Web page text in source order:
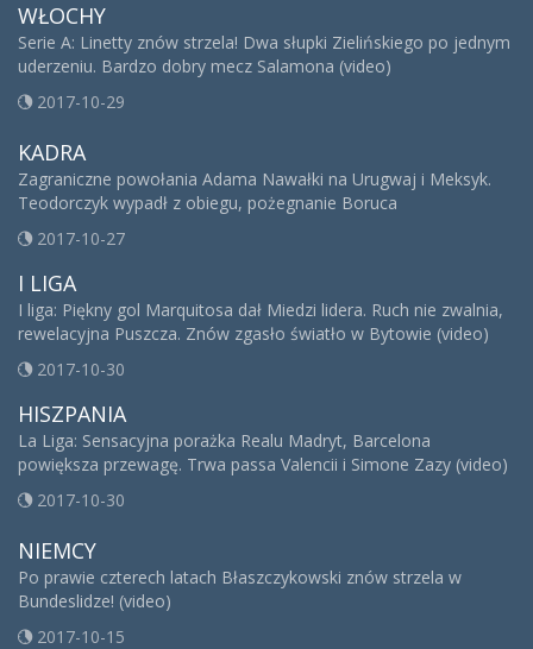
WŁOCHY
Serie A: Linetty znów strzela! Dwa słupki Zielińskiego po jednym
uderzeniu. Bardzo dobry mecz Salamona (video)
2017-10-29
KADRA
Zagraniczne powołania Adama Nawałki na Urugwaj i Meksyk.
Teodorczyk wypadł z obiegu, pożegnanie Boruca
2017-10-27
I LIGA
I liga: Piękny gol Marquitosa dał Miedzi lidera. Ruch nie zwalnia,
rewelacyjna Puszcza. Znów zgasło światło w Bytowie (video)
2017-10-30
HISZPANIA
La Liga: Sensacyjna porażka Realu Madryt, Barcelona
powiększa przewagę. Trwa passa Valencii i Simone Zazy (video)
2017-10-30
NIEMCY
Po prawie czterech latach Błaszczykowski znów strzela w
Bundeslidze! (video)
2017-10-15